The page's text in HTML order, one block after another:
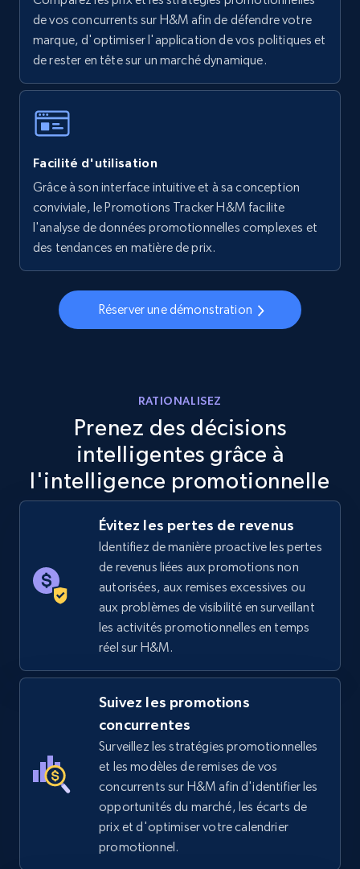
Walmart - products - Find new products by
using specific category URL
URL, Final price, Sku, Currency, Gtin,
Specifications, Image urls, Top reviews, and
more.
5.6K+
Walmart - products - Collects products by
specific keywords
URL, Final price, Sku, Currency, Gtin,
Specifications, Image urls, Top reviews, and
5.6K+ 875+ Commencer
Walmart - products - Discover products by
using sku numbers
URL, Final price, Sku, Currency, Gtin,
Specifications, Image urls, Top reviews, and
more.
875+ Commencer
TikTok Shop
URL, Title, Available, Description, Currency, Initial
price, Final price, Discount percent, and more.
667+ Commencer
TikTok Shop - category
URL, Title, Available, Description, Currency, Initial
price, Final price, Discount percent, and more.
de vos concurrents sur H&M afin de défendre votre
marque, d'optimiser l'application de vos politiques et
de rester en tête sur un marché dynamique.
Facilité d'utilisation
Grâce à son interface intuitive et à sa conception
conviviale, le Promotions Tracker H&M facilite
l'analyse de données promotionnelles complexes et
des tendances en matière de prix.
Réserver une démonstration
RATIONALISEZ
Prenez des décisions
intelligentes grâce à
l'intelligence promotionnelle
Évitez les pertes de revenus
Identifiez de manière proactive les pertes
de revenus liées aux promotions non
autorisées, aux remises excessives ou
aux problèmes de visibilité en surveillant
les activités promotionnelles en temps
réel sur H&M.
Suivez les promotions
concurrentes
Surveillez les stratégies promotionnelles
et les modèles de remises de vos
concurrents sur H&M afin d'identifier les
opportunités du marché, les écarts de
prix et d'optimiser votre calendrier
promotionnel.